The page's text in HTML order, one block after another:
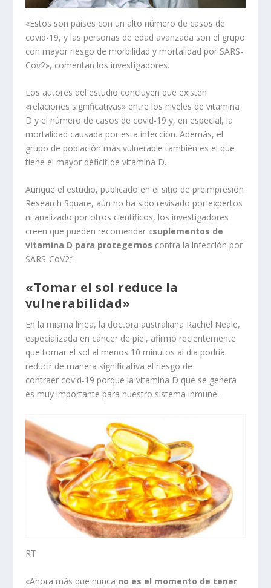
«Estos son países con un alto número de casos de
covid-19, y las personas de edad avanzada son el grupo
con mayor riesgo de morbilidad y mortalidad por SARS-
Cov2», comentan los investigadores.
Los autores del estudio concluyen que existen
«relaciones significativas» entre los niveles de vitamina
D y el número de casos de covid-19 y, en especial, la
mortalidad causada por esta infección. Además, el
grupo de población más vulnerable también es el que
tiene el mayor déficit de vitamina D.
Aunque el estudio, publicado en el sitio de preimpresión
Research Square, aún no ha sido revisado por expertos
ni analizado por otros científicos, los investigadores
creen que pueden recomendar «suplementos de
vitamina D para protegernos contra la infección por
SARS-CoV2″.
«Tomar el sol reduce la
vulnerabilidad»
En la misma línea, la doctora australiana Rachel Neale,
especializada en cáncer de piel, afirmó recientemente
que tomar el sol al menos 10 minutos al día podría
reducir de manera significativa el riesgo de
contraer covid-19 porque la vitamina D que se genera
es muy importante para nuestro sistema inmune.
RT
«Ahora más que nunca no es el momento de tener